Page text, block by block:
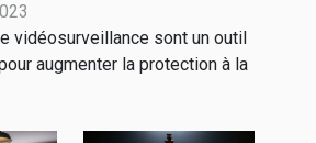
vidéosurveillance sont un outil
augmenter la protection à la